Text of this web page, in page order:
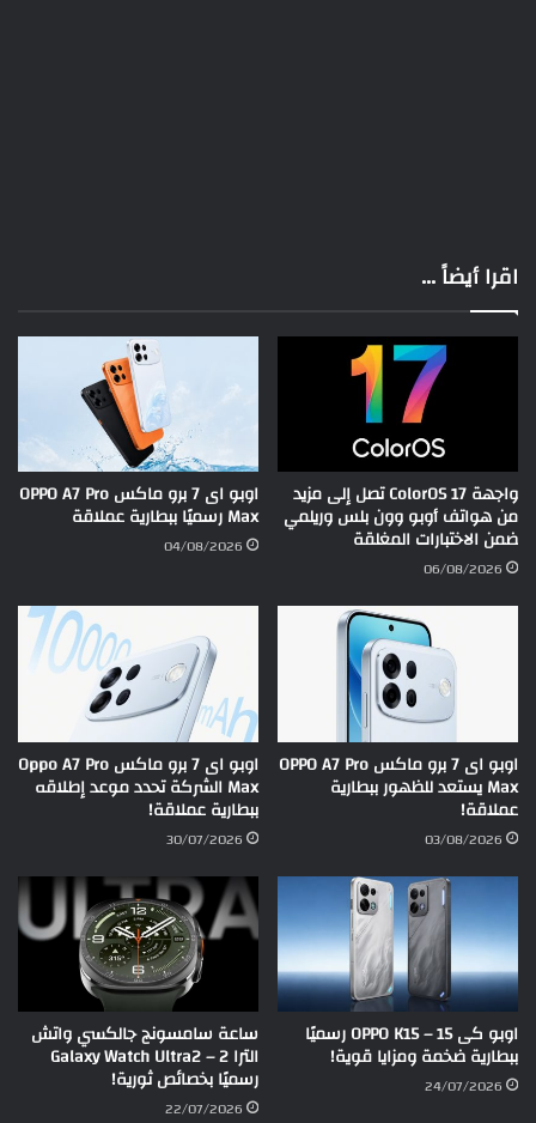
اقرا أيضاً ...
واجهة ColorOS 17 تصل إلى مزيد
من هواتف أوبو وون بلس وريلمي
ضمن الاختبارات المغلقة
06/08/2026
اوبو اى 7 برو ماكس OPPO A7 Pro
Max رسميًا ببطارية عملاقة
04/08/2026
اوبو اى 7 برو ماكس OPPO A7 Pro
Max يستعد للظهور ببطارية
عملاقة!
03/08/2026
اوبو اى 7 برو ماكس Oppo A7 Pro
Max الشركة تحدد موعد إطلاقه
ببطارية عملاقة!
30/07/2026
اوبو كى 15 – OPPO K15 رسميًا
ببطارية ضخمة ومزايا قوية!
24/07/2026
ساعة سامسونج جالكسي واتش
الترا 2 – Galaxy Watch Ultra2
رسميًا بخصائص ثورية!
22/07/2026